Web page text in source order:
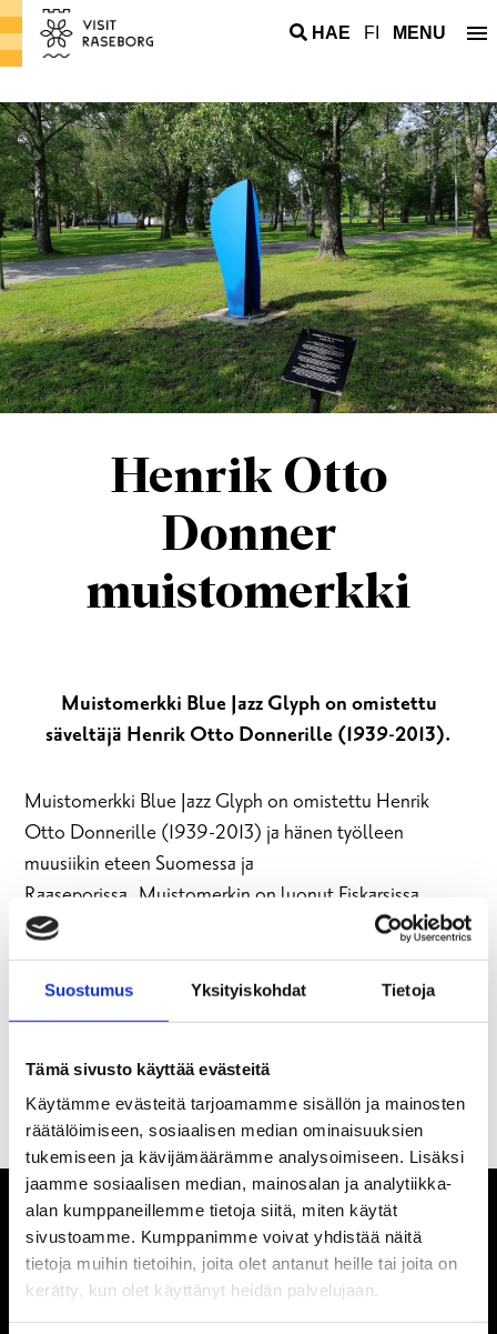
Suostumus Yksityiskohdat Tietoja
Tämä sivusto käyttää evästeitä
Käytämme evästeitä tarjoamamme sisällön ja mainosten
räätälöimiseen, sosiaalisen median ominaisuuksien
tukemiseen ja kävijämäärämme analysoimiseen. Lisäksi
jaamme sosiaalisen median, mainosalan ja analytiikka-
alan kumppaneillemme tietoja siitä, miten käytät
sivustoamme. Kumppanimme voivat yhdistää näitä
tietoja muihin tietoihin, joita olet antanut heille tai joita on
kerätty, kun olet käyttänyt heidän palvelujaan.
HAE FI MENU
Henrik Otto
Donner
muistomerkki
Muistomerkki Blue Jazz Glyph on omistettu
säveltäjä Henrik Otto Donnerille (1939-2013).
Muistomerkki Blue Jazz Glyph on omistettu Henrik
Otto Donnerille (1939-2013) ja hänen työlleen
muusiikin eteen Suomessa ja
Raaseporissa. Muistomerkin on luonut Fiskarsissa
toimiva kuvanveistäjä Howard Smith ja sen ovat
pystyttäneet Raaseporin kaupunki, Teosto ry, Säveltäjät
ja Sanoittajat Elvis ry, Elävän musiikin yhdistys ELMU ry,
Akademiska Sångföreningen ja
Sijaitsee Snäcksundintiellä Tammisaaressa.